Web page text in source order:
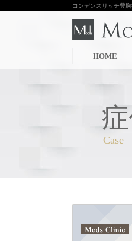
コンデンスリッチ豊
HOME